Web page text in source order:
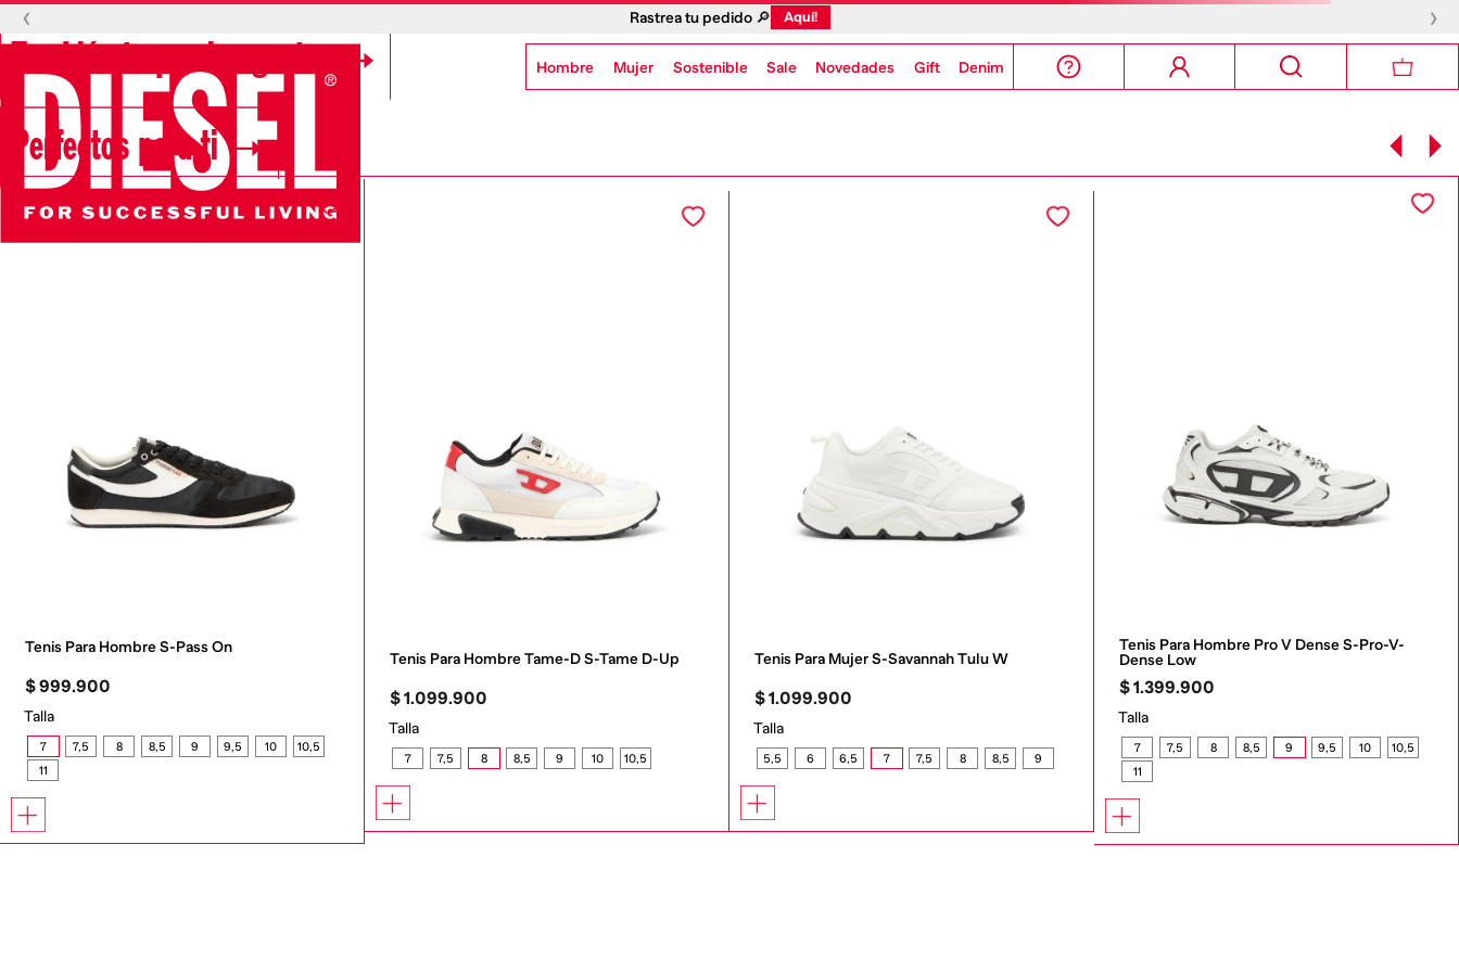
‹ Rastrea tu pedido 🔎 Aquí! ›
Hombre Mujer Sostenible Sale Novedades Gift Denim
Perfectos para ti
Tenis Para Hombre S-Pass On
$999.900
Talla
7 7,5 8 8,5 9 9,5 10
10,5
11
Tenis Para Hombre Tame-D S-Tame D-Up
$1.099.900
Talla
7 7,5 8 8,5 9 10 10,5
Tenis Para Mujer S-Savannah Tulu W
$1.099.900
Talla
5,5 6 6,5 7 7,5 8 8,5 9
Tenis Para Hombre Pro V Dense S-Pro-V-
Dense Low
$1.399.900
Talla
7 7,5 8 8,5 9 9,5 10
10,5
11